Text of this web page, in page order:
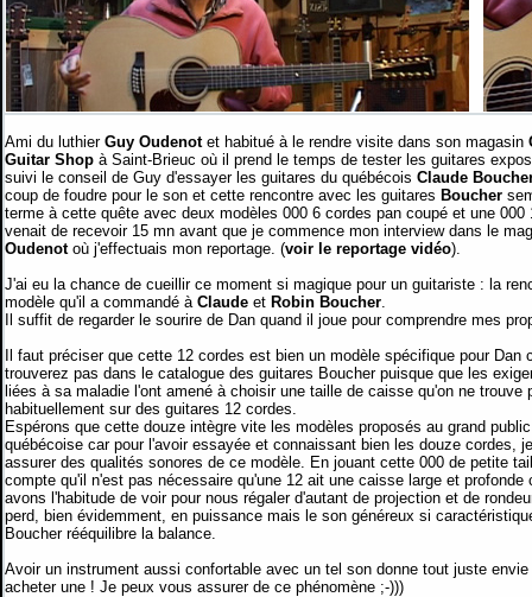
Ami du luthier Guy Oudenotet habitué à le rendre visite dans son magasin
Guitar Shop à Saint-Brieuc où il prend le temps de tester les guitares
suivi le conseil de Guy d'essayer les guitares du québécois Claude
coup de foudre pour le son et cette rencontre avec les guitares Boucher
terme à cette quête avec deux modèles 000 6 cordes pan coupé et une 000
venait de recevoir 15 mn avant que je commence mon interview dans le
Oudenot où j'effectuais mon reportage. (voir le reportage vidéo).
J'ai eu la chance de cueillir ce moment si magique pour un guitariste : la
modèle qu'il a commandé à Claude et Robin Boucher.
Il suffit de regarder le sourire de Dan quand il joue pour comprendre mes
Il faut préciser que cette 12 cordes est bien un modèle spécifique pour Dan
trouverez pas dans le catalogue des guitares Boucher puisque que les
liées à sa maladie l'ont amené à choisir une taille de caisse qu'on ne trouve
habituellement sur des guitares 12 cordes.
Espérons que cette douze intègre vite les modèles proposés au grand
québécoise car pour l'avoir essayée et connaissant bien les douze cordes,
assurer des qualités sonores de ce modèle. En jouant cette 000 de petite
compte qu'il n'est pas nécessaire qu'une 12 ait une caisse large et profonde
avons l'habitude de voir pour nous régaler d'autant de projection et de
perd, bien évidemment, en puissance mais le son généreux si
Boucher rééquilibre la balance.
Avoir un instrument aussi confortable avec un tel son donne tout juste envie
acheter une ! Je peux vous assurer de ce phénomène ;-)))